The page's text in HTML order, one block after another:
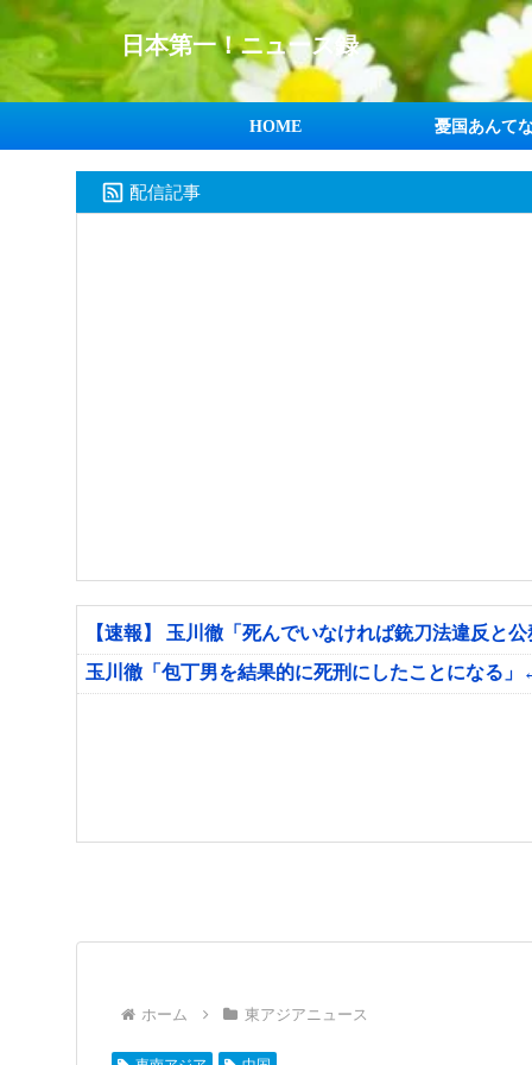
日本第一！ニュース録
HOME 憂国あんて
配信記事
【速報】 玉川徹「死んでいなければ銃刀法違反と
玉川徹「包丁男を結果的に死刑にしたことになる
ホーム 東アジアニュース